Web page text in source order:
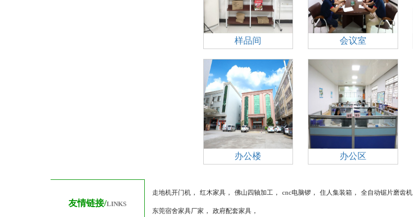
样品间 会议室
办公楼 办公区
友情链接/LINKS
走地机开门机 ， 红木家具 ， 佛山四轴加工 ， cnc电脑锣 ， 住人集装箱 ， 全自动锯片磨齿机
东莞宿舍家具厂家 ， 政府配套家具 ，